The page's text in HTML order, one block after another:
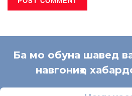
Ба мо обуна шавед
навгониҳо